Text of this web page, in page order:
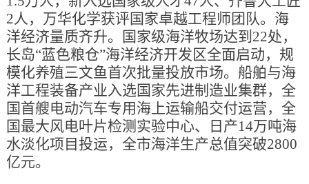
2人，万华化学获评国家卓越工程师团队。海
洋经济量质齐升。国家级海洋牧场达到22处，
长岛“蓝色粮仓”海洋经济开发区全面启动，规
模化养殖三文鱼首次批量投放市场。船舶与海
洋工程装备产业入选国家先进制造业集群，全
国首艘电动汽车专用海上运输船交付运营，全
国最大风电叶片检测实验中心、日产14万吨海
水淡化项目投运，全市海洋生产总值突破2800
亿元。